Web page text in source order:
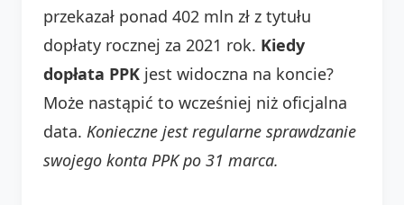
przekazał ponad 402 mln zł z tytułu
dopłaty rocznej za 2021 rok. Kiedy
dopłata PPK jest widoczna na koncie?
Może nastąpić to wcześniej niż oficjalna
data. Konieczne jest regularne sprawdzanie
swojego konta PPK po 31 marca.